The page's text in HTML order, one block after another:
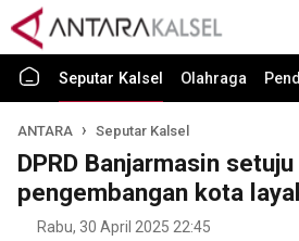
Seputar Kalsel Olahraga
ANTARA Seputar Kalsel
DPRD Banjarmasin
pengembangan kota
Rabu, 30 April 2025 22:45